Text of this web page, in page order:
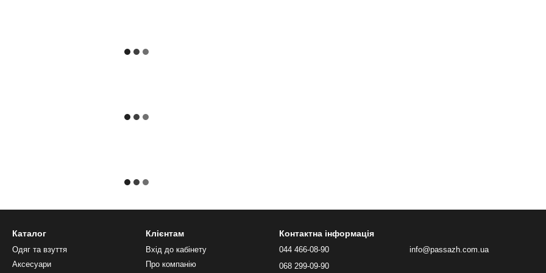
Каталог
Одяг та взуття
Аксесуари
Клієнтам
Вхід до кабінету
Про компанію
Контактна інформація
044 466-08-90
068 299-09-90
info@passazh.com.ua